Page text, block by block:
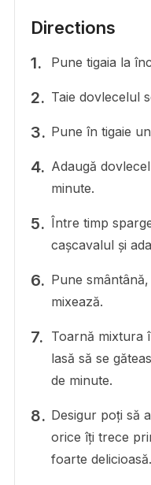
Directions
Pune tigaia la
Taie dovlecelul
Pune în tigaie
Adaugă
minute.
Între timp
cașcavalul și
Pune
mixează.
Toarnă mixtura
lasă să se
de minute.
Desigur poți să
orice îți trece
foarte